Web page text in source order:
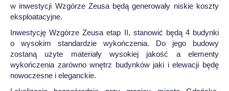
w inwestycji Wzgórze Zeusa będą generowały niskie koszty
eksploatacyjne.
Inwestycję Wzgórze Zeusa etap II, stanowić będą 4 budynki
o wysokim standardzie wykończenia. Do jego budowy
zostaną użyte materiały wysokiej jakość a elementy
wykończenia zarówno wnętrz budynków jaki i elewacji będę
nowoczesne i eleganckie.